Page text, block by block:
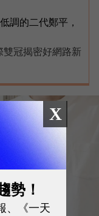
調的二代鄭平，
冠揭密好網路新
X
勢！
、《一天